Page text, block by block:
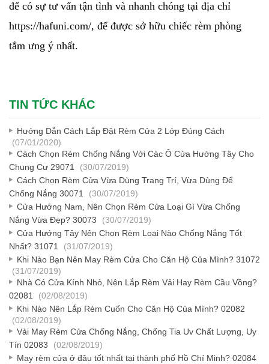
để có sự tư vấn tận tình và nhanh chóng tại địa chỉ
https://hafuni.com/, để được sở hữu chiếc rèm phòng
tắm ưng ý nhất.
TIN TỨC KHÁC
Hướng Dẫn Cách Lắp Đặt Rèm Cửa 2 Lớp Đúng Cách
(07/01/2020)
Cách Chọn Rèm Chống Nắng Với Các Ô Cửa Hướng Tây Cho
Chung Cư 29071
(30/07/2019)
Cách Chọn Rèm Cửa Vừa Dùng Trang Trí, Vừa Dùng Để
Chống Nắng 30071
(30/07/2019)
Cửa Hướng Nam, Nên Chọn Rèm Cửa Loại Gì Vừa Chống
Nắng Vừa Đẹp? 30073
(30/07/2019)
Cửa Hướng Tây Nên Chọn Rèm Loại Nào Chống Nắng Tốt
Nhất? 31071
(31/07/2019)
Khi Nào Bạn Nên May Rèm Cửa Cho Căn Hộ Của Mình? 31072
(31/07/2019)
Nhà Có Cửa Kính Nhỏ, Nên Lắp Rèm Vải Hay Rèm Cầu Vồng?
02081
(02/08/2019)
Khi Nào Nên Lắp Rèm Cuốn Cho Căn Hộ Của Mình? 02082
(02/08/2019)
Vải May Rèm Cửa Chống Nắng, Chống Tia Uv Chất Lượng, Uy
Tín 02083
(02/08/2019)
May rèm cửa ở đâu tốt nhất tại thành phố Hồ Chí Minh? 02084